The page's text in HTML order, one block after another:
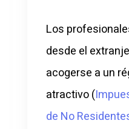
Los
desde el
acogerse a un
atractivo (
de No